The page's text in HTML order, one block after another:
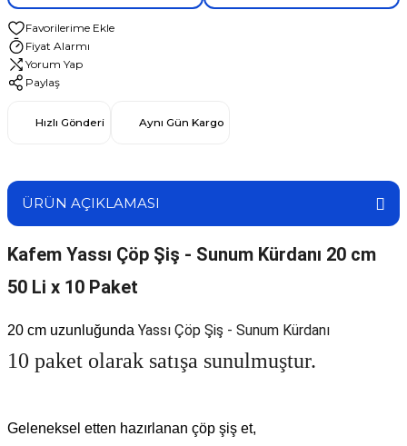
Fiyat Alarmı
Yorum Yap
Paylaş
Hızlı Gönderi Aynı Gün Kargo
ÜRÜN AÇIKLAMASI
Kafem Yassı Çöp Şiş - Sunum Kürdanı 20 cm
50 Li x 10 Paket
20 cm uzunluğunda Yassı Çöp Şiş - Sunum Kürdanı
10 paket olarak satışa sunulmuştur.
Geleneksel etten hazırlanan çöp şiş et,